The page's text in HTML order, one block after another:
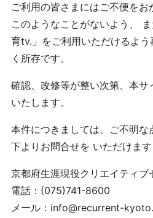
ご利用の皆さまにはご不便を
このようなことがないよう、
育tv.」をご利用いただけるよ
く所存です。
確認、改修等が整い次第、本
いたします。
本件につきましては、ご不明な
下よりお問合せを いただけま
京都府生涯現役クリエイティブ
電話：(075)741-8600
メール：info@recurrent-